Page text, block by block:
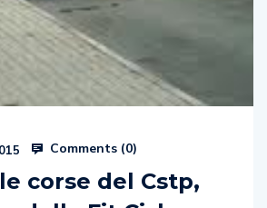
Comments (0)
corse del Cstp,